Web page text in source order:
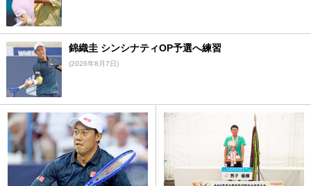
錦織圭 シンシナティOP予選へ練習
(2026年8月7日)